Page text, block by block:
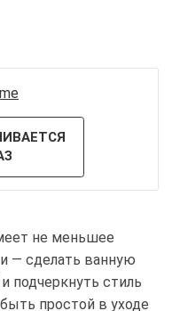
не меньшее
— сделать ванную
подчеркнуть стиль
простой в уходе